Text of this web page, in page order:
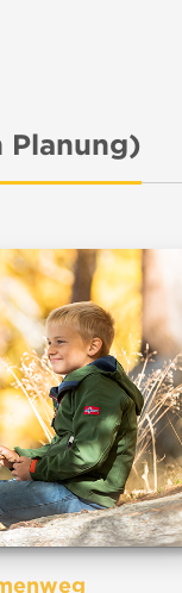
Planung)